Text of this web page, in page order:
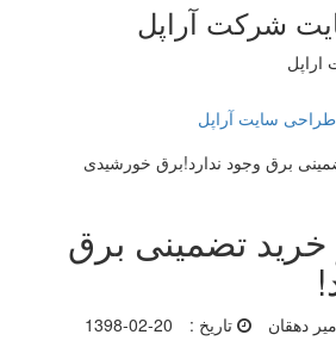
شرکت آراپل
طراحی سایت آراپل
خرید تضمینی برق
دهقان تاریخ :
1398-02-20